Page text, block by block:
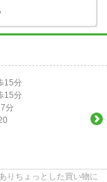
15分
15分
分
りちょっとした買い物に